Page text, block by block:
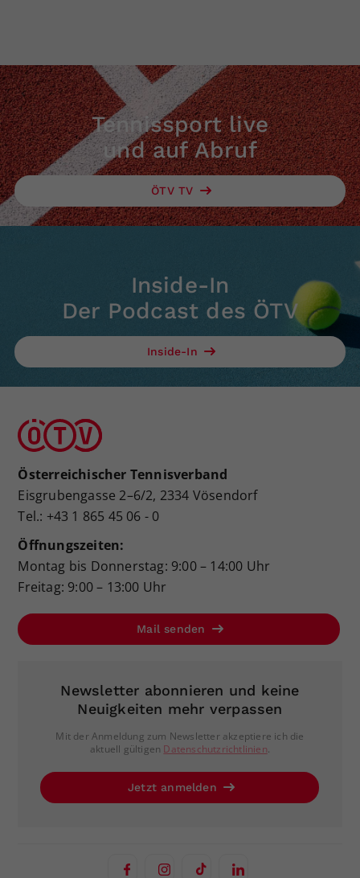
Tennissport live
und auf Abruf
ÖTV TV
Inside-In
Der Podcast des ÖTV
Inside-In
Österreichischer Tennisverband
Eisgrubengasse 2–6/2, 2334 Vösendorf
Tel.: +43 1 865 45 06 - 0
Öffnungszeiten:
Montag bis Donnerstag: 9:00 – 14:00 Uhr
Freitag: 9:00 – 13:00 Uhr
Mail senden
Newsletter abonnieren und keine
Neuigkeiten mehr verpassen
Mit der Anmeldung zum Newsletter akzeptiere ich die
aktuell gültigen Datenschutzrichtlinien.
Jetzt anmelden